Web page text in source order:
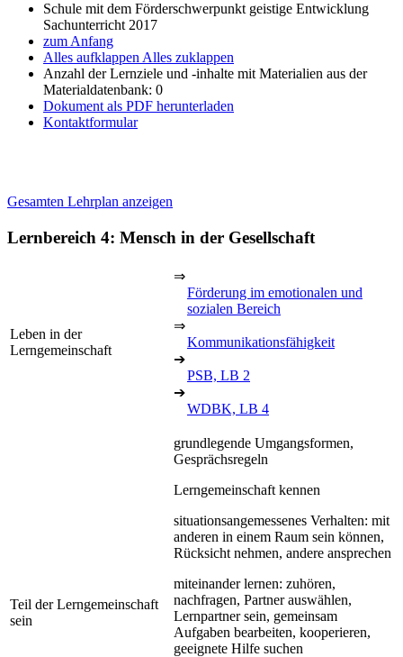
Schule mit dem Förderschwerpunkt geistige Entwicklung
Sachunterricht 2017
zum Anfang
Alles aufklappen Alles zuklappen
Anzahl der Lernziele und -inhalte mit Materialien aus der
Materialdatenbank: 0
Dokument als PDF herunterladen
Kontaktformular
Gesamten Lehrplan anzeigen
Lernbereich 4: Mensch in der Gesellschaft
Leben in der
Lerngemeinschaft
⇒
Förderung im emotionalen und
sozialen Bereich
⇒
Kommunikationsfähigkeit
➔
PSB, LB 2
➔
WDBK, LB 4
Teil der Lerngemeinschaft
sein
grundlegende Umgangsformen,
Gesprächsregeln
Lerngemeinschaft kennen
situationsangemessenes Verhalten: mit
anderen in einem Raum sein können,
Rücksicht nehmen, andere ansprechen
miteinander lernen: zuhören,
nachfragen, Partner auswählen,
Lernpartner sein, gemeinsam
Aufgaben bearbeiten, kooperieren,
geeignete Hilfe suchen